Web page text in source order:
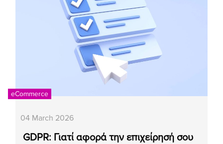
eCommerce
04 March 2026
GDPR: Γιατί αφορά την επιχείρησή σου